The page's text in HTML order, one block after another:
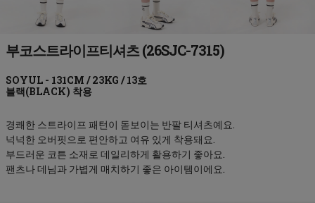
부코스트라이프티셔츠 (26SJC-7315)
블랙(BLACK)
경쾌한 스트라이프 패턴이 돋보이는 반팔 티셔츠예요.
넉넉한 오버핏으로 편안하고 여유 있게 착용돼요.
부드러운 코튼 소재로 데일리하게 활용하기 좋아요.
팬츠나 데님과 가볍게 매치하기 좋은 아이템이에요.